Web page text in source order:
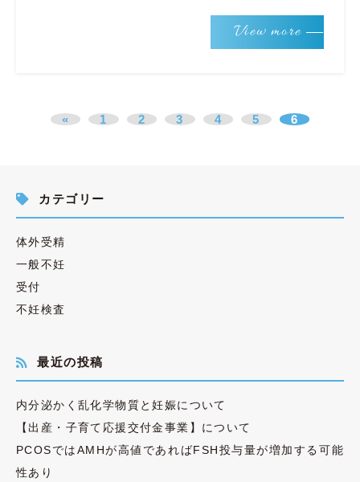
View more
« 1 2 3 4 5 6
カテゴリー
体外受精
一般不妊
受付
不妊検査
最近の投稿
内分泌かく乱化学物質と妊娠について
【出産・子育て応援交付金事業】について
PCOSではAMHが高値であればFSH投与量が増加する可能
性あり